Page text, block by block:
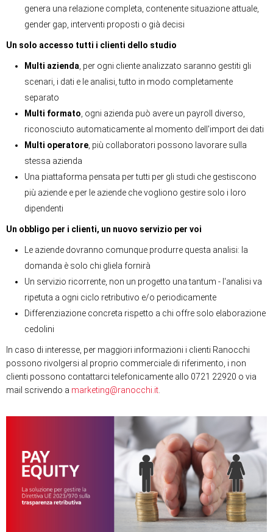
genera una relazione completa, contenente situazione attuale,
gender gap, interventi proposti o già decisi
Un solo accesso tutti i clienti dello studio
Multi azienda , per ogni cliente analizzato saranno gestiti gli
scenari, i dati e le analisi, tutto in modo completamente
separato
Multi formato , ogni azienda può avere un payroll diverso,
riconosciuto automaticamente al momento dell'import dei dati
Multi operatore , più collaboratori possono lavorare sulla
stessa azienda
Una piattaforma pensata per tutti per gli studi che gestiscono
più aziende e per le aziende che vogliono gestire solo i loro
dipendenti
Un obbligo per i clienti, un nuovo servizio per voi
Le aziende dovranno comunque produrre questa analisi: la
domanda è solo chi gliela fornirà
Un servizio ricorrente, non un progetto una tantum - l'analisi va
ripetuta a ogni ciclo retributivo e/o periodicamente
Differenziazione concreta rispetto a chi offre solo elaborazione
cedolini
In caso di interesse, per maggiori informazioni i clienti Ranocchi
possono rivolgersi al proprio commerciale di riferimento, i non
clienti possono contattarci telefonicamente allo 0721 22920 o via
mail scrivendo a marketing@ranocchi.it